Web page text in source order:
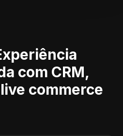
com CRM,
commerce